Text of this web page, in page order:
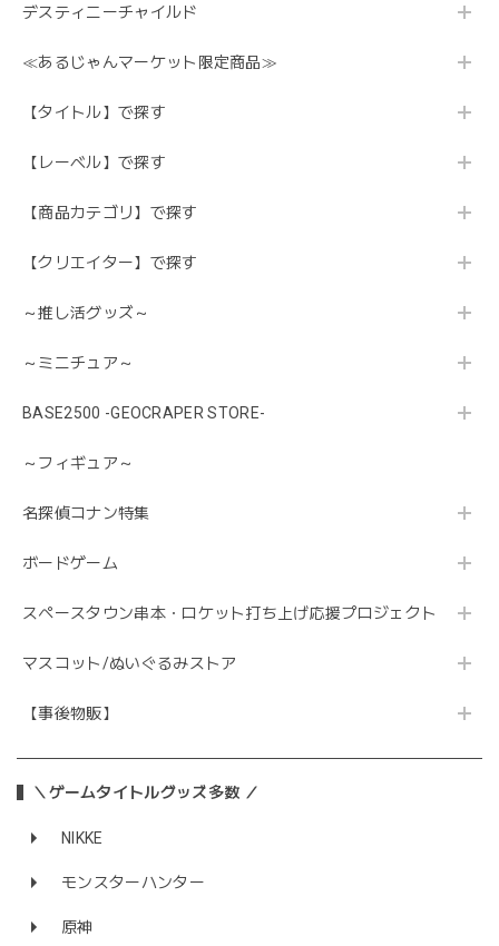
デスティニーチャイルド
≪あるじゃんマーケット限定商品≫
【タイトル】で探す
【レーベル】で探す
【商品カテゴリ】で探す
【クリエイター】で探す
～推し活グッズ～
～ミニチュア～
BASE2500 -GEOCRAPER STORE-
～フィギュア～
名探偵コナン特集
ボードゲーム
スペースタウン串本・ロケット打ち上げ応援プロジェクト
マスコット/ぬいぐるみストア
【事後物販】
＼ゲームタイトルグッズ多数 ／
NIKKE
モンスターハンター
原神